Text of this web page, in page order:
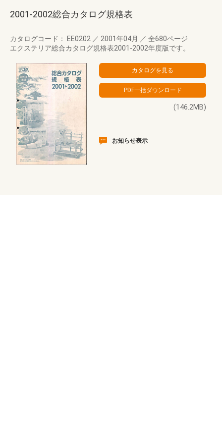
2001-2002総合カタログ規格表
カタログコード： EE0202 ／ 2001年04月 ／ 全680ページ
エクステリア総合カタログ規格表2001-2002年度版です。
(146.2MB)
お知らせ表示